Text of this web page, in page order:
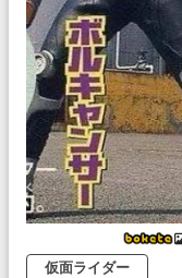
仮面ライダー